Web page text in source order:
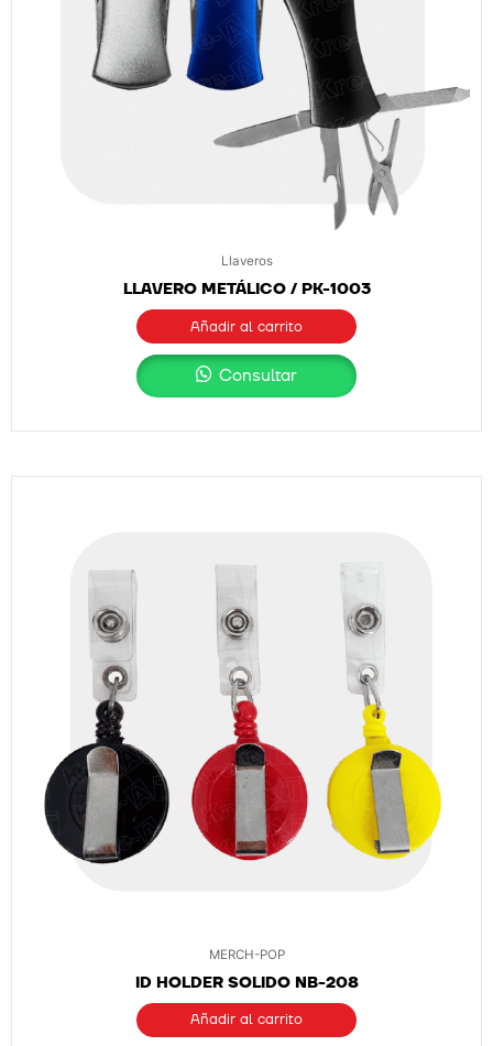
Llaveros
LLAVERO METÁLICO / PK-1003
Añadir al carrito
Consultar
MERCH-POP
ID HOLDER SOLIDO NB-208
Añadir al carrito